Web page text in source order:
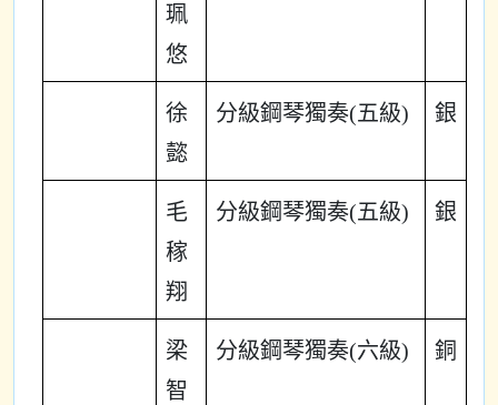
珮
悠
徐
懿
分級鋼琴獨奏(五級) 銀
毛
稼
翔
分級鋼琴獨奏(五級) 銀
梁
智
分級鋼琴獨奏(六級) 銅